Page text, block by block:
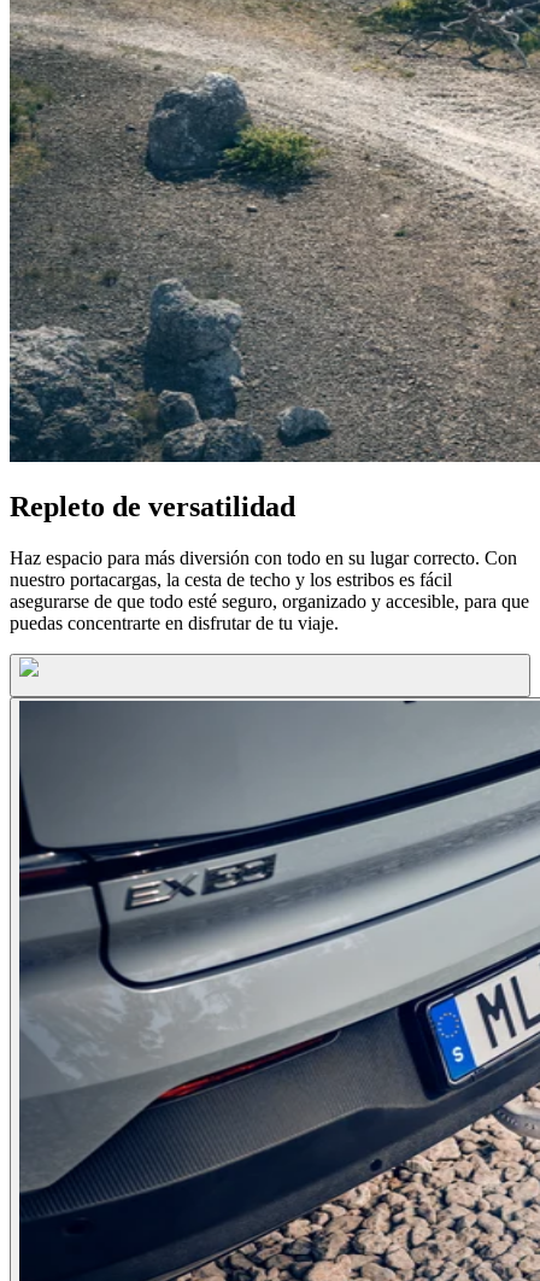
Repleto de versatilidad
Haz espacio para más diversión con todo en su lugar correcto. Con
nuestro portacargas, la cesta de techo y los estribos es fácil
asegurarse de que todo esté seguro, organizado y accesible, para que
puedas concentrarte en disfrutar de tu viaje.